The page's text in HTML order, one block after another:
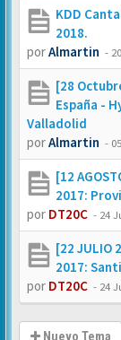
KDD
2018.
porAlmartin -
[28
España -
Valladolid
porAlmartin -
[12
2017:
por DT20C - 24
[22 JULIO
2017:
por DT20C - 24
Nuevo Tema